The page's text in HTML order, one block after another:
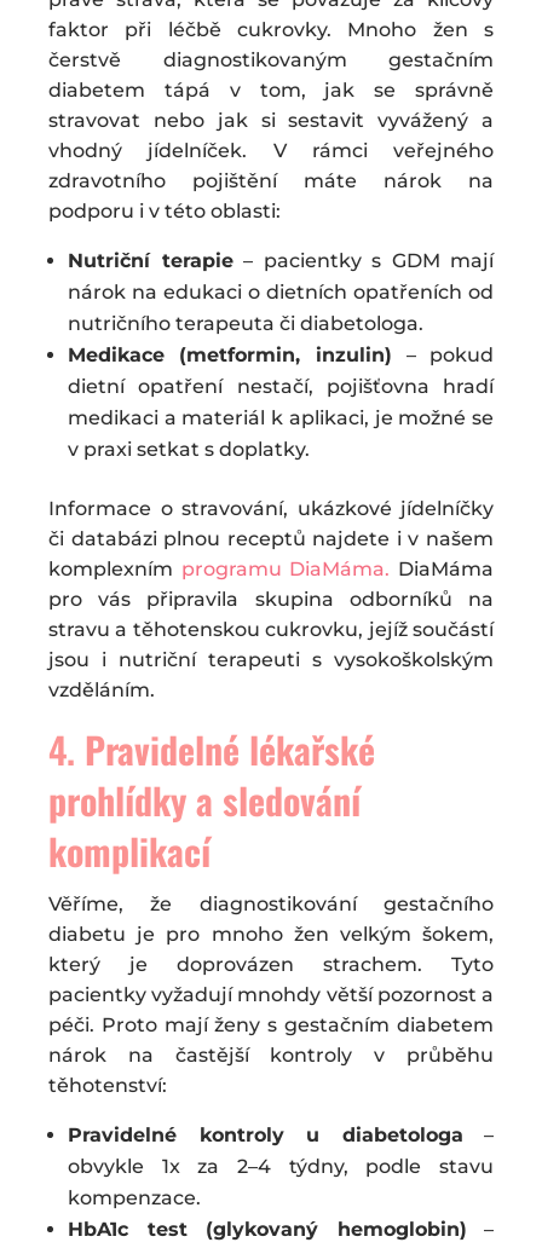
faktor při léčbě cukrovky. Mnoho žen s
čerstvě diagnostikovaným gestačním
diabetem tápá v tom, jak se správně
stravovat nebo jak si sestavit vyvážený a
vhodný jídelníček. V rámci veřejného
zdravotního pojištění máte nárok na
podporu i v této oblasti:
Nutriční terapie– pacientky s GDM mají
nárok na edukaci o dietních opatřeních od
nutričního terapeuta či diabetologa.
Medikace (metformin, inzulin) – pokud
dietní opatření nestačí, pojišťovna hradí
medikaci a materiál k aplikaci, je možné se
v praxi setkat s doplatky.
Informace o stravování, ukázkové jídelníčky
či databázi plnou receptů najdete i v našem
komplexním programu DiaMáma. DiaMáma
pro vás připravila skupina odborníků na
stravu a těhotenskou cukrovku, jejíž součástí
jsou i nutriční terapeuti s vysokoškolským
vzděláním.
4. Pravidelné lékařské
prohlídky a sledování
komplikací
Věříme, že diagnostikování gestačního
diabetu je pro mnoho žen velkým šokem,
který je doprovázen strachem. Tyto
pacientky vyžadují mnohdy větší pozornost a
péči. Proto mají ženy s gestačním diabetem
nárok na častější kontroly v průběhu
těhotenství:
Pravidelné kontroly u diabetologa –
obvykle 1x za 2–4 týdny, podle stavu
kompenzace.
HbA1c test (glykovaný hemoglobin) –